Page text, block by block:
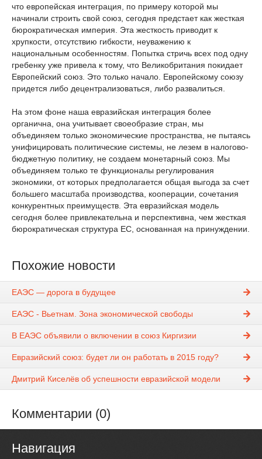
что европейская интеграция, по примеру которой мы
начинали строить свой союз, сегодня предстает как жесткая
бюрократическая империя. Эта жесткость приводит к
хрупкости, отсутствию гибкости, неуважению к
национальным особенностям. Попытка стричь всех под одну
гребенку уже привела к тому, что Великобритания покидает
Европейский союз. Это только начало. Европейскому союзу
придется либо децентрализоваться, либо развалиться.
На этом фоне наша евразийская интеграция более
органична, она учитывает своеобразие стран, мы
объединяем только экономические пространства, не пытаясь
унифицировать политические системы, не лезем в налогово-
бюджетную политику, не создаем монетарный союз. Мы
объединяем только те функционалы регулирования
экономики, от которых предполагается общая выгода за счет
большего масштаба производства, кооперации, сочетания
конкурентных преимуществ. Эта евразийская модель
сегодня более привлекательна и перспективна, чем жесткая
бюрократическая структура ЕС, основанная на принуждении.
Похожие новости
ЕАЭС — дорога в будущее
ЕАЭС - Вьетнам. Зона экономической свободы
В ЕАЭС объявили о включении в союз Киргизии
Евразийский союз: будет ли он работать в 2015 году?
Дмитрий Киселёв об успешности евразийской модели
Комментарии (0)
Навигация